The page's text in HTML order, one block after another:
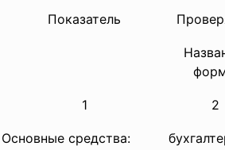
Показатель
1 2
Основные средства: